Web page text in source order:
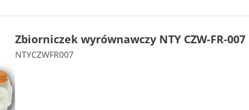
Zbiorniczek wyrównawczy NTY CZW-FR-007
NTYCZWFR007